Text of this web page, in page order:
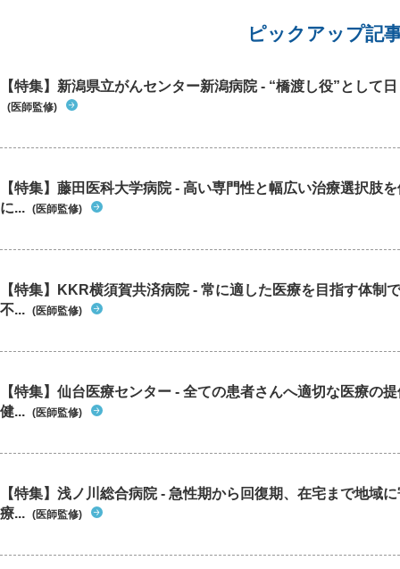
ピックアップ記
【特集】新潟県立がんセンター新潟病院 - “橋渡し役”として
(医師監修)
【特集】藤田医科大学病院 - 高い専門性と幅広い治療選択肢
に... (医師監修)
【特集】KKR横須賀共済病院 - 常に適した医療を目指す体制
不... (医師監修)
【特集】仙台医療センター - 全ての患者さんへ適切な医療の
健... (医師監修)
【特集】浅ノ川総合病院 - 急性期から回復期、在宅まで地域
療... (医師監修)